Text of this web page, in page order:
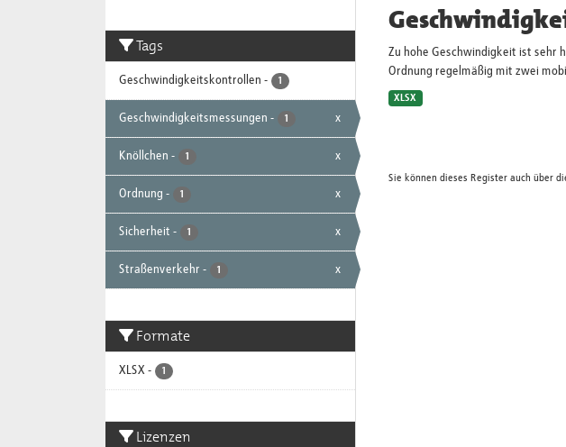
Tags
Geschwindigkeitskontrollen - 1
Geschwindigkeitsmessungen - 1 x
Knöllchen - 1 x
Ordnung - 1 x
Sicherheit - 1 x
Straßenverkehr - 1 x
Formate
XLSX - 1
Lizenzen
Zu hohe Geschwindigkeit ist sehr
Ordnung regelmäßig mit zwei
XLSX
Sie können dieses Register auch über